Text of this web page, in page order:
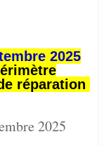
2025
réparation
2025